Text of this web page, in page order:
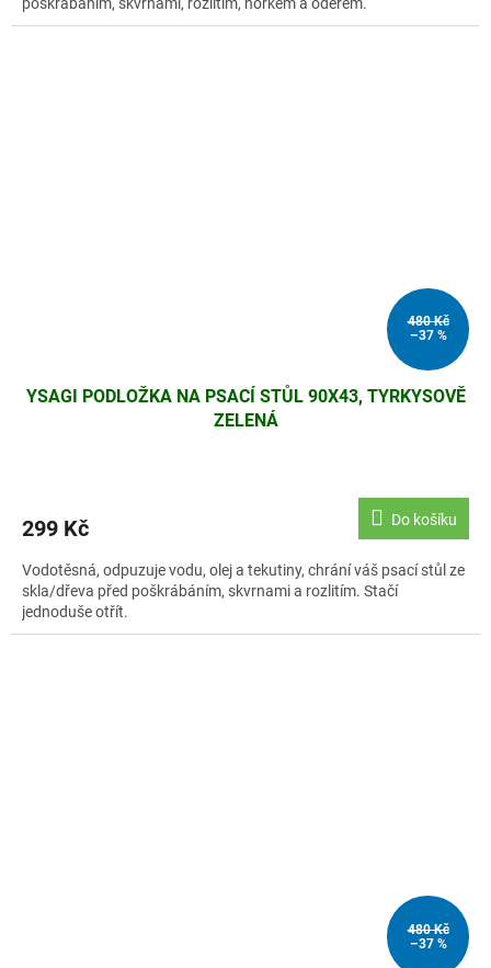
480 Kč
–37 %
YSAGI PODLOŽKA NA PSACÍ STŮL 90X43, TYRKYSOVĚ
ZELENÁ
299 Kč Do košíku
Vodotěsná, odpuzuje vodu, olej a tekutiny, chrání váš psací stůl ze
skla/dřeva před poškrábáním, skvrnami a rozlitím. Stačí
jednoduše otřít.
480 Kč
–37 %